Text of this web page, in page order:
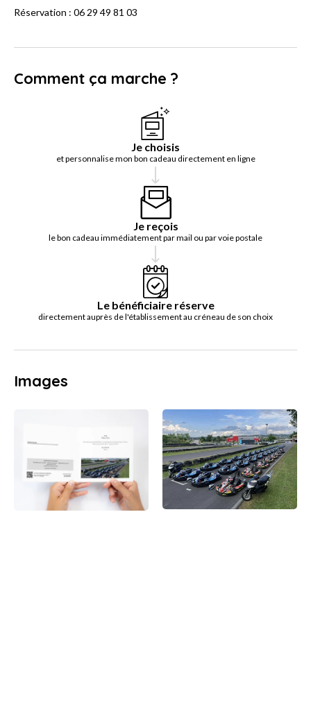
Réservation : 06 29 49 81 03
Comment ça marche ?
Je choisis
et personnalise mon bon cadeau directement en ligne
Je reçois
le bon cadeau immédiatement par mail ou par voie postale
Le bénéficiaire réserve
directement auprès de l'établissement au créneau de son choix
Images